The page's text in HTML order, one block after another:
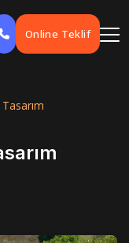
Online Teklif